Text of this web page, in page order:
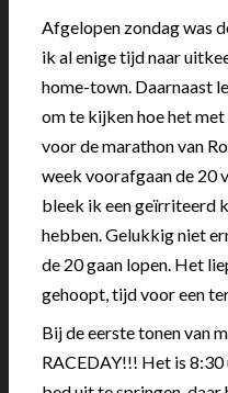
Afgelopen zondag was
ik al enige tijd naar
home-town. Daarnaast
om te kijken hoe het
voor de marathon van
week voorafgaan de 20
bleek ik een geïrriteerd
hebben. Gelukkig niet
de 20 gaan lopen. Het
gehoopt, tijd voor een
Bij de eerste tonen van
RACEDAY!!! Het is 8:30